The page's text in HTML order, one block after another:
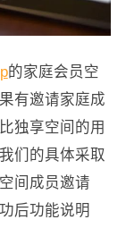
的家庭会员空
有邀请家庭成
独享空间的用
们的具体采取
间成员邀请
后功能说明